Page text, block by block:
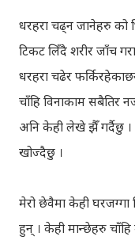
धरहरा चढ्न जानेहरु को
टिकट लिँदै शरीर जाँच
धरहरा चढेर
चाँहि विनाकाम सबैतिर
अनि केही लेखे झैँ गर्दैछु ।
खोज्दैछु ।
मेरो छेवैमा केही
हुन् । केही मान्छेहरु